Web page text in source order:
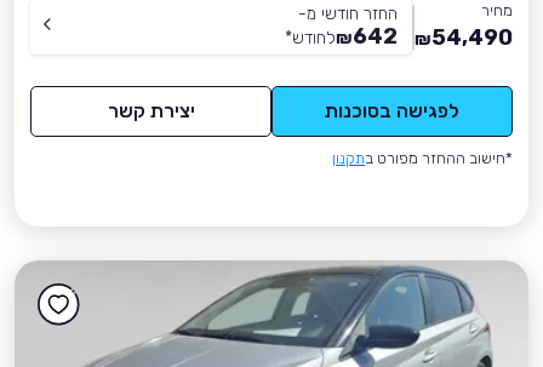
מחיר
54,490
₪
החזר חודשי מ-
642
₪לחודש*
לפגישה בסוכנות יצירת קשר
*חישוב ההחזר מפורט בתקנון